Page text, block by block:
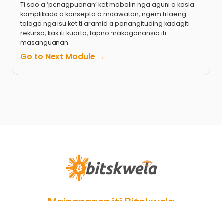
Ti sao a ‘panagpuonan’ ket mabalin nga aguni a kasla
komplikado a konsepto a maawatan, ngem ti laeng
talaga nga isu ket ti aramid a panangituding kadagiti
rekurso, kas iti kuarta, tapno makaganansia iti
masanguanan.
Go to Next Module →